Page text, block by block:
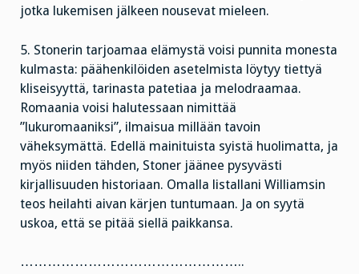
jotka lukemisen jälkeen nousevat mieleen.
5. Stonerin tarjoamaa elämystä voisi punnita monesta
kulmasta: päähenkilöiden asetelmista löytyy tiettyä
kliseisyyttä, tarinasta patetiaa ja melodraamaa.
Romaania voisi halutessaan nimittää
”lukuromaaniksi”, ilmaisua millään tavoin
väheksymättä. Edellä mainituista syistä huolimatta, ja
myös niiden tähden, Stoner jäänee pysyvästi
kirjallisuuden historiaan. Omalla listallani Williamsin
teos heilahti aivan kärjen tuntumaan. Ja on syytä
uskoa, että se pitää siellä paikkansa.
…………………………………………..